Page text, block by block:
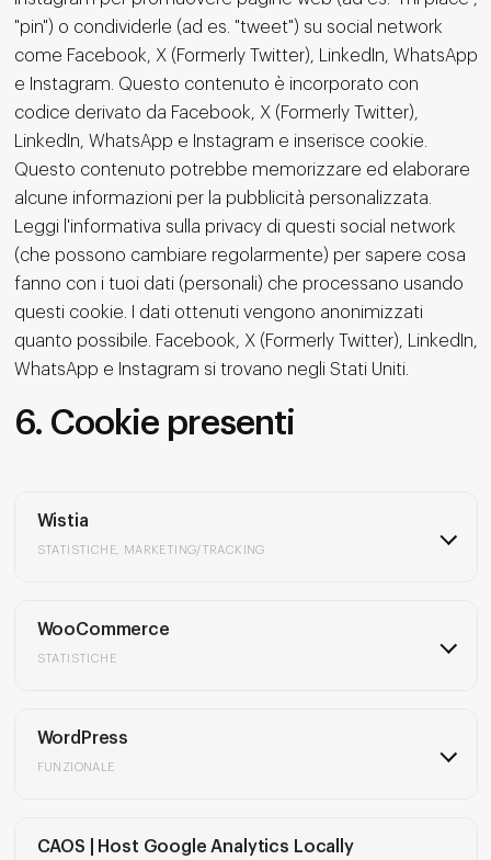
"pin") o condividerle (ad es. "tweet") su social network
come Facebook, X (Formerly Twitter), LinkedIn, WhatsApp
e Instagram. Questo contenuto è incorporato con
codice derivato da Facebook, X (Formerly Twitter),
LinkedIn, WhatsApp e Instagram e inserisce cookie.
Questo contenuto potrebbe memorizzare ed elaborare
alcune informazioni per la pubblicità personalizzata.
Leggi l'informativa sulla privacy di questi social network
(che possono cambiare regolarmente) per sapere cosa
fanno con i tuoi dati (personali) che processano usando
questi cookie. I dati ottenuti vengono anonimizzati
quanto possibile. Facebook, X (Formerly Twitter), LinkedIn,
WhatsApp e Instagram si trovano negli Stati Uniti.
6. Cookie presenti
Wistia
STATISTICHE, MARKETING/TRACKING
WooCommerce
STATISTICHE
WordPress
FUNZIONALE
CAOS | Host Google Analytics Locally